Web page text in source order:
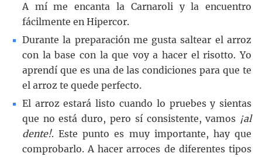
A mí me encanta la Carnaroli y la encuentro
fácilmente en Hipercor.
Durante la preparación me gusta saltear el arroz
con la base con la que voy a hacer el risotto. Yo
aprendí que es una de las condiciones para que te
el arroz te quede perfecto.
El arroz estará listo cuando lo pruebes y sientas
que no está duro, pero sí consistente, vamos ¡al
dente!. Este punto es muy importante, hay que
comprobarlo. A hacer arroces de diferentes tipos